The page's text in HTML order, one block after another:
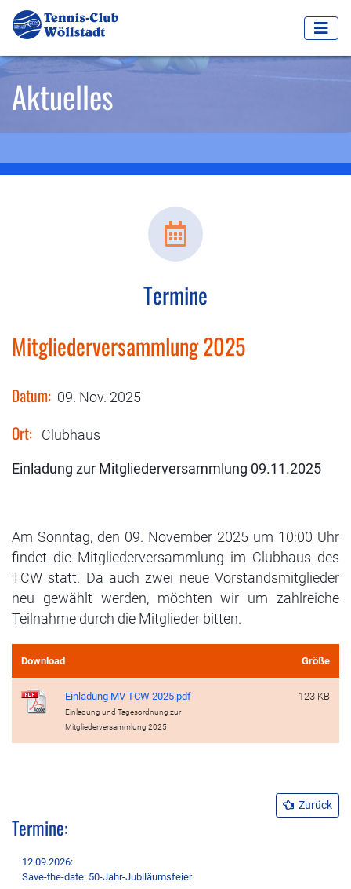
Aktuelles
Termine
Mitgliederversammlung 2025
Datum: 09. Nov. 2025
Ort: Clubhaus
Einladung zur Mitgliederversammlung 09.11.2025
Am Sonntag, den 09. November 2025 um 10:00 Uhr
findet die Mitgliederversammlung im Clubhaus des
TCW statt. Da auch zwei neue Vorstandsmitglieder
neu gewählt werden, möchten wir um zahlreiche
Teilnahme durch die Mitglieder bitten.
Download Größe
Einladung MV TCW 2025.pdf
Einladung und Tagesordnung zur
Mitgliederversammlung 2025
123 KB
Zurück
Termine:
12.09.2026:
Save-the-date: 50-Jahr-Jubiläumsfeier